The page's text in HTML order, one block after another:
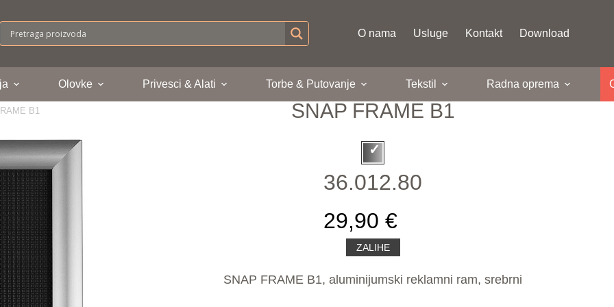
O nama Usluge Kontakt Download
Olovke Privesci & Alati Torbe & Putovanje Tekstil Radna oprema
B1 SNAP FRAME B1
36.012.80
29,90 €
ZALIHE
SNAP FRAME B1, aluminijumski reklamni ram, srebrni